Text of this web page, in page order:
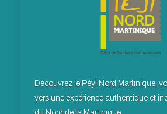
Découvrez le Péyi Nord Martinique,
vers une expérience authentique et